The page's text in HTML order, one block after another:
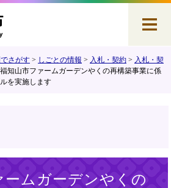
さがす > しごとの情報 > 入札・契約 > 入札・契
福知山市ファームガーデンやくの再構築事業に係
を実施します
ームガーデンやくの